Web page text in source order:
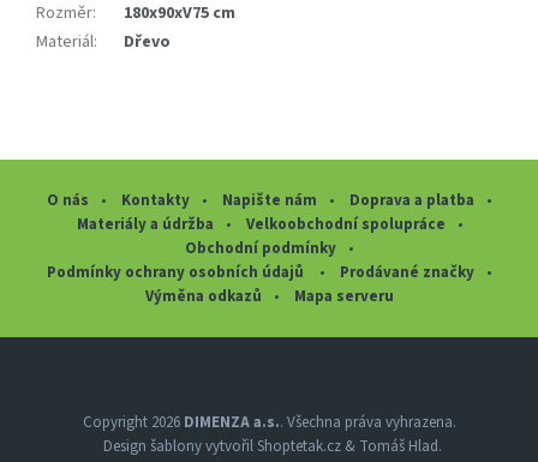
Rozměr:
180x90xV75 cm
Materiál: Dřevo
O nás Kontakty Napište nám
Doprava a platba
Materiály a údržba
Velkoobchodní spolupráce
Obchodní podmínky
Podmínky ochrany osobních údajů
Prodávané značky
Výměna odkazů
Mapa serveru
Copyright 2026 DIMENZA a.s.. Všechna práva vyhrazena.
Design šablony vytvořilShoptetak.cz& Tomáš Hlad.